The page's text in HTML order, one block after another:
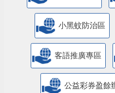
小黑蚊防治區
客語推廣專區
公益彩券盈餘